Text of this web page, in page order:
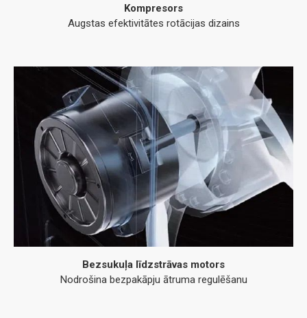
Kompresors
Augstas efektivitātes rotācijas dizains
Bezsukuļa līdzstrāvas motors
Nodrošina bezpakāpju ātruma regulēšanu